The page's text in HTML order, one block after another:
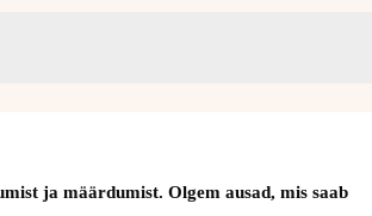
ja määrdumist. Olgem ausad, mis saab